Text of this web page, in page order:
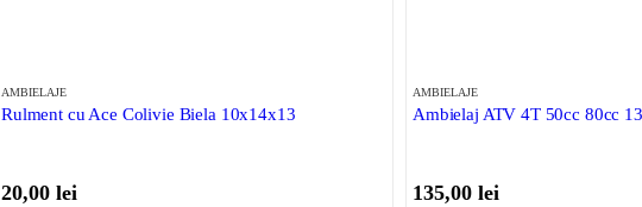
AMBIELAJE
Rulment cu Ace Colivie Biela 10x14x13
20,00 lei
AMBIELAJE
Ambielaj ATV 4T 50cc 80cc
135,00 lei